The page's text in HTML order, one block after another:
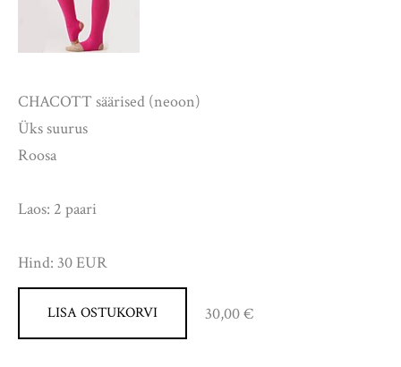
CHACOTT säärised (neoon)
Üks suurus
Roosa
Laos: 2 paari
Hind: 30 EUR
LISA OSTUKORVI 30,00 €